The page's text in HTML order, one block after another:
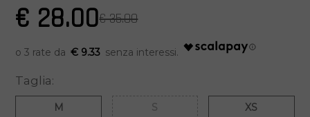
€ 28.00€ 35.00
€ 9.33
Taglia:
M S XS